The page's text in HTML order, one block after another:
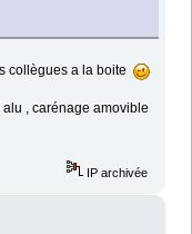
collègues a la boite
, carénage amovible
IP archivée